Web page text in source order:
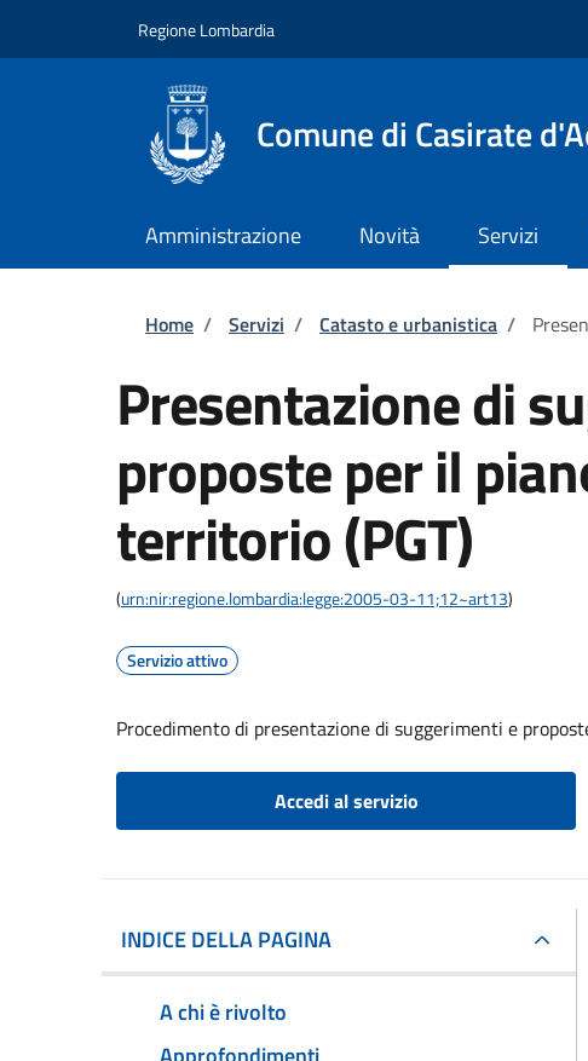
Regione Lombardia
Comune di Casirate
Amministrazione Novità Servizi
Briciole di pane
Home / Servizi / Catasto e urbanistica /
Presentazione di
proposte per il
territorio (PGT)
(urn:nir:regione.lombardia:legge:2005-03-11;12~art13)
Servizio attivo
Procedimento di presentazione di suggerimenti e
Accedi al servizio
INDICE DELLA PAGINA
A chi è rivolto